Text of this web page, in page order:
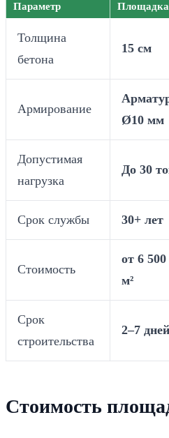
Параметр
Толщина
бетона
15 см
Армирование
Ø10 мм
Допустимая
нагрузка
До 30
Срок службы 30+ лет
Стоимость
от 6
м²
Срок
строительства
2–7 дней
Стоимость